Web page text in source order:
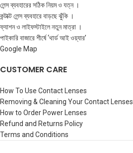
লেন্স ব্যবহারের সঠিক নিয়ম ও যত্ন ।
কন্টাক্ট লেন্স ব্যবহারে বাড়ছে ঝুঁকি ।
ফ্যাশন ও লাইফস্টাইলে নতুন মাত্রা ।
পাইকারি বাজারে শীর্ষে ‘থার্ড আই ওয়্যার’
Google Map
CUSTOMER CARE
How To Use Contact Lenses
Removing & Cleaning Your Contact Lenses
How to Order Power Lenses
Refund and Returns Policy
Terms and Conditions